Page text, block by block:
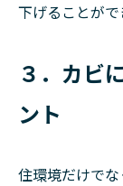
下げることがで
３．カビ
ント
住環境だけで